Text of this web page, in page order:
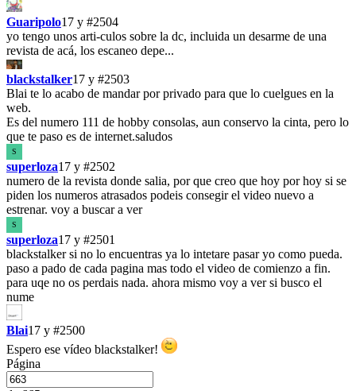
Guaripolo17 y #2504
yo tengo unos arti-culos sobre la dc, incluida un desarme de una
revista de acá, los escaneo depe...
blackstalker17 y #2503
Blai te lo acabo de mandar por privado para que lo cuelgues en la
web.
Es del numero 111 de hobby consolas, aun conservo la cinta, pero lo
que te paso es de internet.saludos
S
superloza17 y #2502
numero de la revista donde salia, por que creo que hoy por hoy si se
piden los numeros atrasados podeis consegir el video nuevo a
estrenar. voy a buscar a ver
S
superloza17 y #2501
blackstalker si no lo encuentras ya lo intetare pasar yo como pueda.
paso a pado de cada pagina mas todo el video de comienzo a fin.
para uqe no os perdais nada. ahora mismo voy a ver si busco el
nume
Blai17 y #2500
Espero ese vídeo blackstalker!
Página